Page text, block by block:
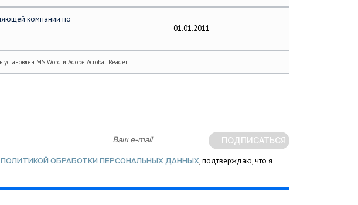
компании по
01.01.2011
MS Word и Adobe Acrobat Reader
ПОДПИСАТЬСЯ
ПОЛИТИКОЙ ОБРАБОТКИ ПЕРСОНАЛЬНЫХ ДАННЫХ, подтверждаю, что я